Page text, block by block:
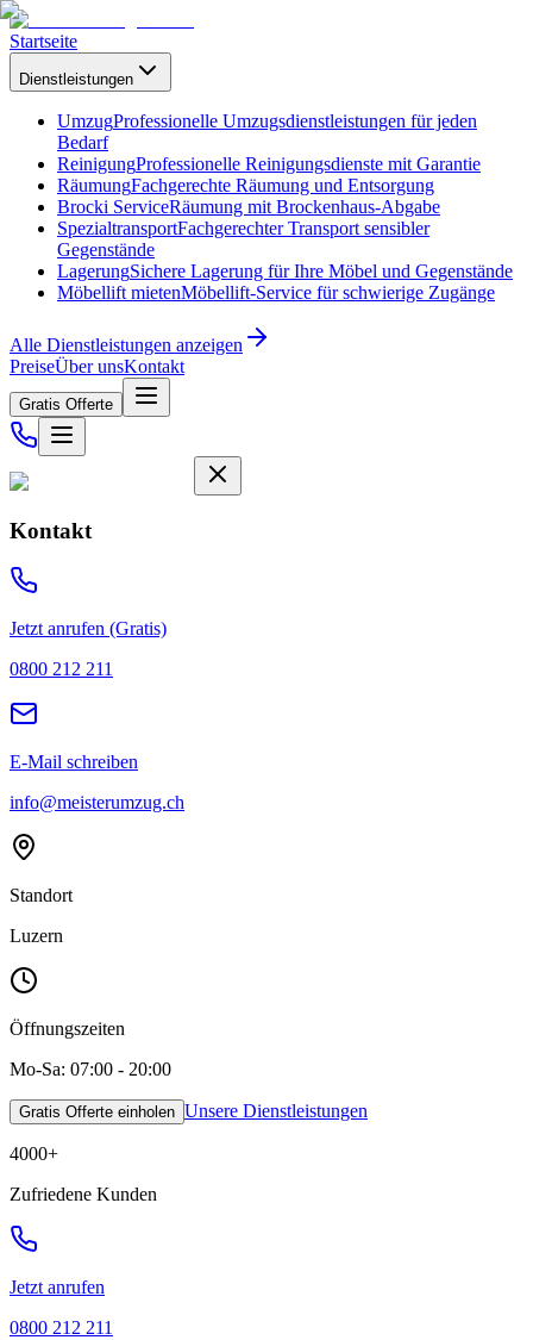
Startseite
Dienstleistungen
UmzugProfessionelle Umzugsdienstleistungen für jeden
Bedarf
ReinigungProfessionelle Reinigungsdienste mit Garantie
RäumungFachgerechte Räumung und Entsorgung
Brocki ServiceRäumung mit Brockenhaus-Abgabe
SpezialtransportFachgerechter Transport sensibler
Gegenstände
LagerungSichere Lagerung für Ihre Möbel und Gegenstände
Möbellift mietenMöbellift-Service für schwierige Zugänge
Alle Dienstleistungen anzeigen
PreiseÜber unsKontakt
Gratis Offerte
Kontakt
Jetzt anrufen (Gratis)
0800 212 211
E-Mail schreiben
info@meisterumzug.ch
Standort
Luzern
Öffnungszeiten
Mo-Sa: 07:00 - 20:00
Gratis Offerte einholen Unsere Dienstleistungen
4000+
Zufriedene Kunden
Jetzt anrufen
0800 212 211